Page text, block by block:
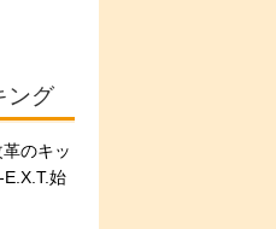
ング
のキッ
始